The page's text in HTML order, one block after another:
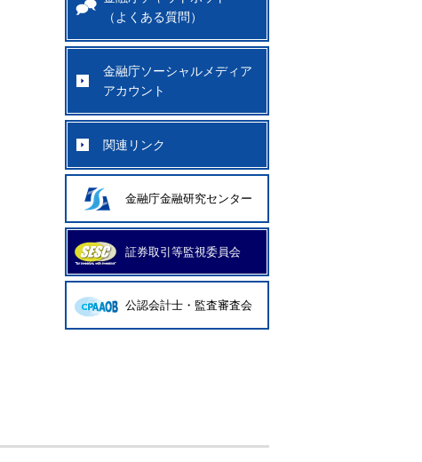
（よくある質問）
金融庁ソーシャルメディア
アカウント
関連リンク
金融庁金融研究センター
証券取引等監視委員会
公認会計士・監査審査会